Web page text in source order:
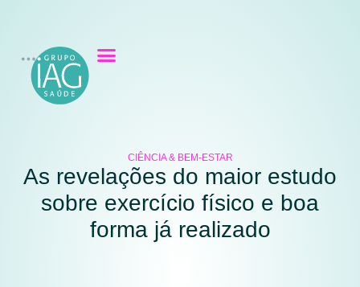
CIÊNCIA & BEM-ESTAR
As revelações do maior estudo
sobre exercício físico e boa
forma já realizado